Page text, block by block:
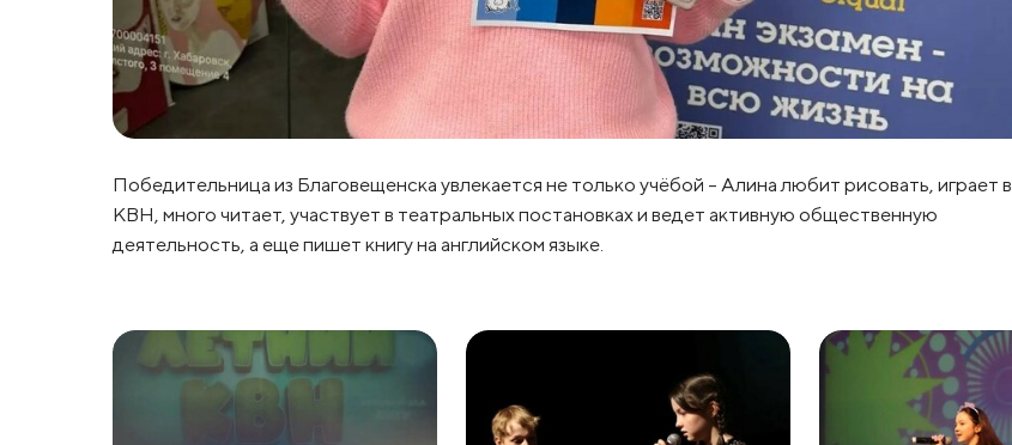
Победительница из Благовещенска увлекается не только учёбой – Алина любит рисовать, играет в
КВН, много читает, участвует в театральных постановках и ведет активную общественную
деятельность, а еще пишет книгу на английском языке.